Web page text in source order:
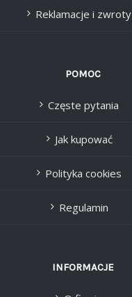
Reklamacje i zwroty
POMOC
Częste pytania
Jak kupować
Polityka cookies
Regulamin
INFORMACJE